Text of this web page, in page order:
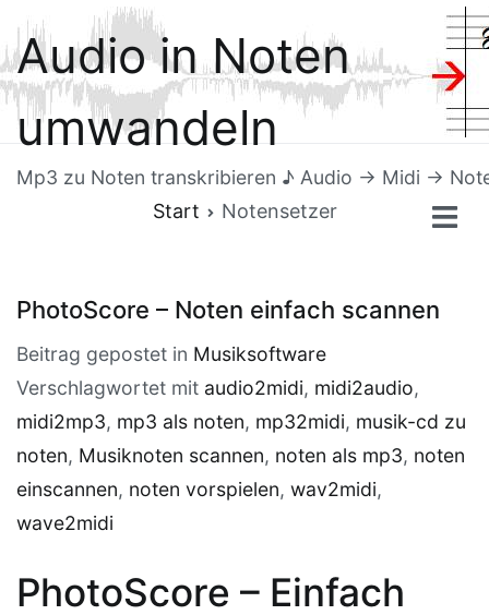
Zum
Inhalt
springen
Audio in Noten
umwandeln
Mp3 zu Noten transkribieren ♪ Audio → Midi →
Start
Notensetzer
PhotoScore – Noten einfach scannen
Beitrag gepostet in Musiksoftware
Verschlagwortet mit audio2midi, midi2audio,
midi2mp3, mp3 als noten, mp32midi, musik-cd zu
noten, Musiknoten scannen, noten als mp3, noten
einscannen, noten vorspielen, wav2midi,
wave2midi
PhotoScore – Einfach